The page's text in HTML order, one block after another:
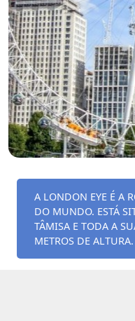
A LONDON EYE É A
DO MUNDO. ESTÁ
TÂMISA E TODA A
METROS DE ALTURA.